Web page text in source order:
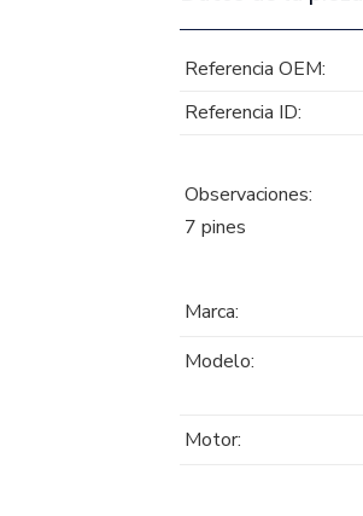
Referencia OEM:
Referencia ID:
Observaciones:
7 pines
Marca:
Modelo:
Motor: